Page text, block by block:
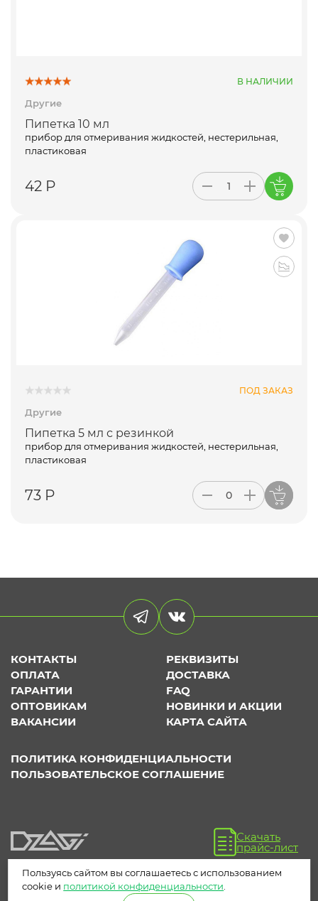
В НАЛИЧИИ
Другие
Пипетка 10 мл
прибор для отмеривания жидкостей, нестерильная,
пластиковая
42 Р
ПОД ЗАКАЗ
Другие
Пипетка 5 мл с резинкой
прибор для отмеривания жидкостей, нестерильная,
пластиковая
73 Р
КОНТАКТЫ
РЕКВИЗИТЫ
ОПЛАТА
ДОСТАВКА
ГАРАНТИИ
FAQ
ОПТОВИКАМ
НОВИНКИ И АКЦИИ
ВАКАНСИИ
КАРТА САЙТА
ПОЛИТИКА КОНФИДЕНЦИАЛЬНОСТИ
ПОЛЬЗОВАТЕЛЬСКОЕ СОГЛАШЕНИЕ
Скачать
прайс-лист
Пользуясь сайтом вы соглашаетесь с использованием
cookie и политикой конфиденциальности